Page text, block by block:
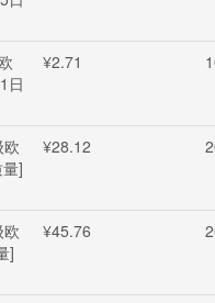
日
¥2.71
]
¥28.12
]
¥45.76